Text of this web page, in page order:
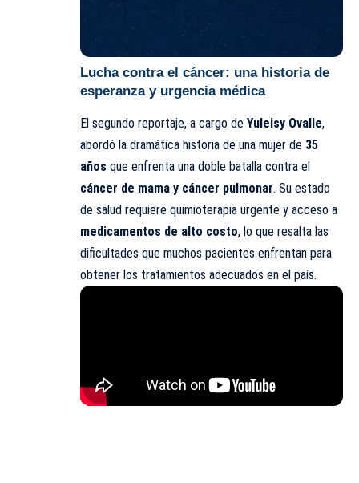
Lucha contra el cáncer: una historia de
esperanza y urgencia médica
El segundo reportaje, a cargo de Yuleisy Ovalle,
abordó la dramática historia de una mujer de 35
años que enfrenta una doble batalla contra el
cáncer de mama y cáncer pulmonar. Su estado
de salud requiere quimioterapia urgente y acceso a
medicamentos de alto costo, lo que resalta las
dificultades que muchos pacientes enfrentan para
obtener los tratamientos adecuados en el país.